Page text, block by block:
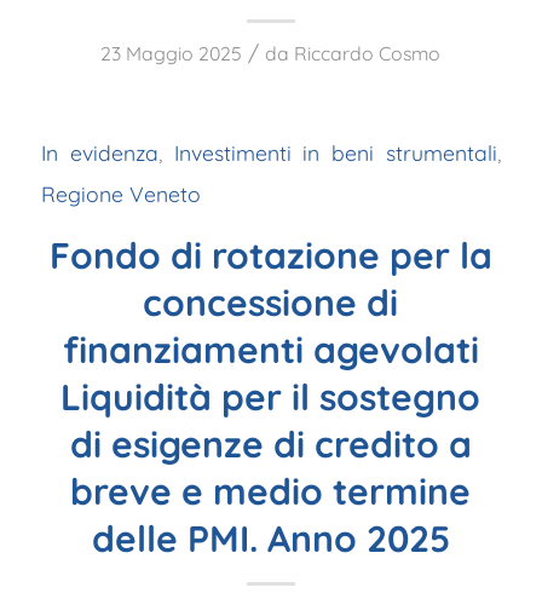
23 Maggio 2025 / da Riccardo Cosmo
In evidenza Investimenti in beni strumentali
Regione Veneto
Fondo di rotazione per la
concessione di
finanziamenti agevolati
Liquidità per il sostegno
di esigenze di credito a
breve e medio termine
delle PMI. Anno 2025